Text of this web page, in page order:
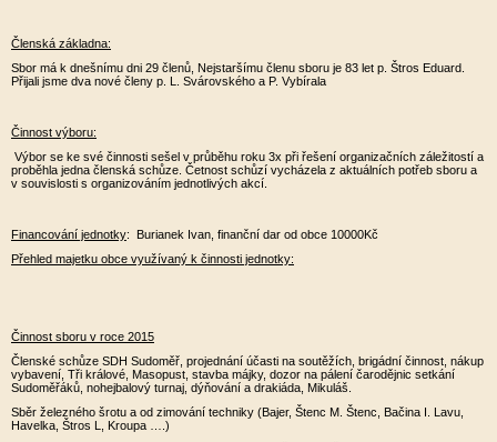
Členská základna:
Sbor má k dnešnímu dni 29 členů, Nejstaršímu členu sboru je 83 let p. Štros Eduard.
Přijali jsme dva nové členy p. L. Svárovského a P. Vybírala
Činnost výboru:
Výbor se ke své činnosti sešel v průběhu roku 3x při řešení organizačních záležitostí a
proběhla jedna členská schůze. Četnost schůzí vycházela z aktuálních potřeb sboru a
v souvislosti s organizováním jednotlivých akcí.
Financování jednotky: Burianek Ivan, finanční dar od obce 10000Kč
Přehled majetku obce využívaný k činnosti jednotky:
Činnost sboru v roce 2015
Členské schůze SDH Sudoměř, projednání účasti na soutěžích, brigádní činnost, nákup
vybavení, Tři králové, Masopust, stavba májky, dozor na pálení čarodějnic setkání
Sudoměřáků, nohejbalový turnaj, dýňování a drakiáda, Mikuláš.
Sběr železného šrotu a od zimování techniky (Bajer, Štenc M. Štenc, Bačina I. Lavu,
Havelka, Štros L, Kroupa ….)